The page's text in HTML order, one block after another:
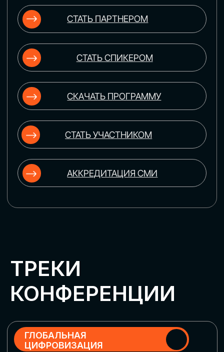
Узнаем как компании адаптируются к
новой ИИ-реальности. Как ИИ-
сотрудники становятся
«полноправными» членами команды, как
ИИ-помощники забирают на себя рутину
и как можно значительно увеличить
производительность без огромных
затрат на нейросети
ЦИФРОВИЗАЦИЯ
МАРКЕТИНГА И ПРОДАЖ
Обменяемся опытом, какие ИИ-решения
в маркетинге и продажах наиболее
рекламными кампаниями показывают
наибольшую эффективность
ЦИФРОВИЗАЦИЯ
УПРАВЛЕНИЯ ПЕРСОНАЛОМ
Рассмотрим управление человеческим
комплексные решения для роста
производительности и кейсы
оптимизации процессов найма,
развития, оценки и удержания
ЦИФРОВИЗАЦИЯ
КЛИЕНТСКОГО СЕРВИСА
Разберем кейсы в сфере цифровизации